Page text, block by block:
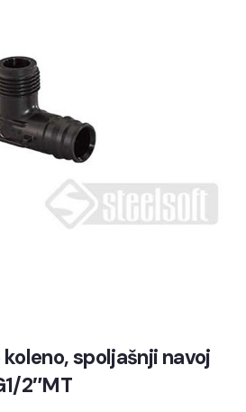
spoljašnji navoj
2″MT